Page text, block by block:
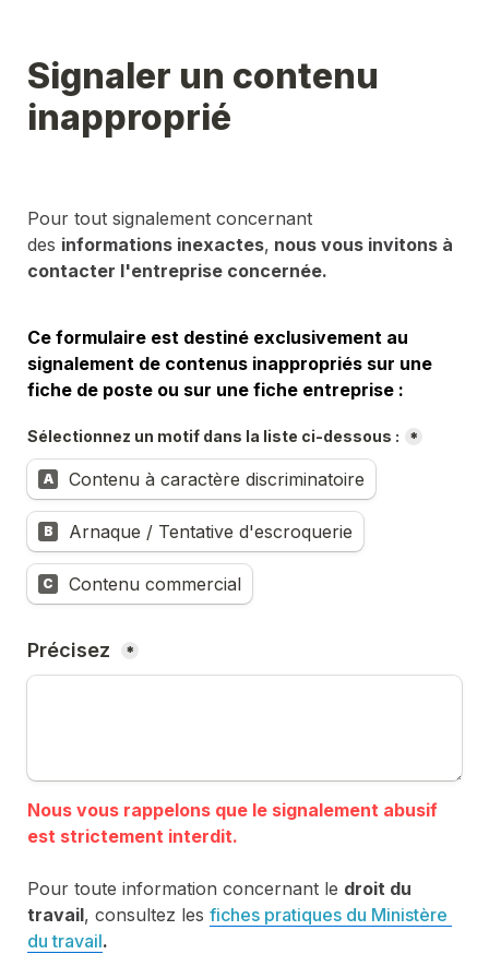
Signaler un contenu
inapproprié
Pour tout signalement concernant
des informations inexactes, nous vous invitons à
contacter l'entreprise concernée.
Ce formulaire est destiné exclusivement au
signalement de contenus inappropriés sur une
fiche de poste ou sur une fiche entreprise :
Sélectionnez un motif dans la liste ci-dessous : *
A Contenu à caractère discriminatoire
B Arnaque / Tentative d'escroquerie
C Contenu commercial
Précisez *
Nous vous rappelons que le signalement abusif
Pour toute information concernant le droit du
travail, consultez les fiches pratiques du Ministère
du travail